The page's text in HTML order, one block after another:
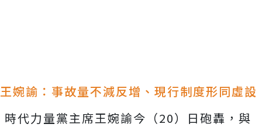
王婉諭：事故量不減反增、現行制度形同虛設
時代力量黨主席王婉諭今（20）日砲轟， 與